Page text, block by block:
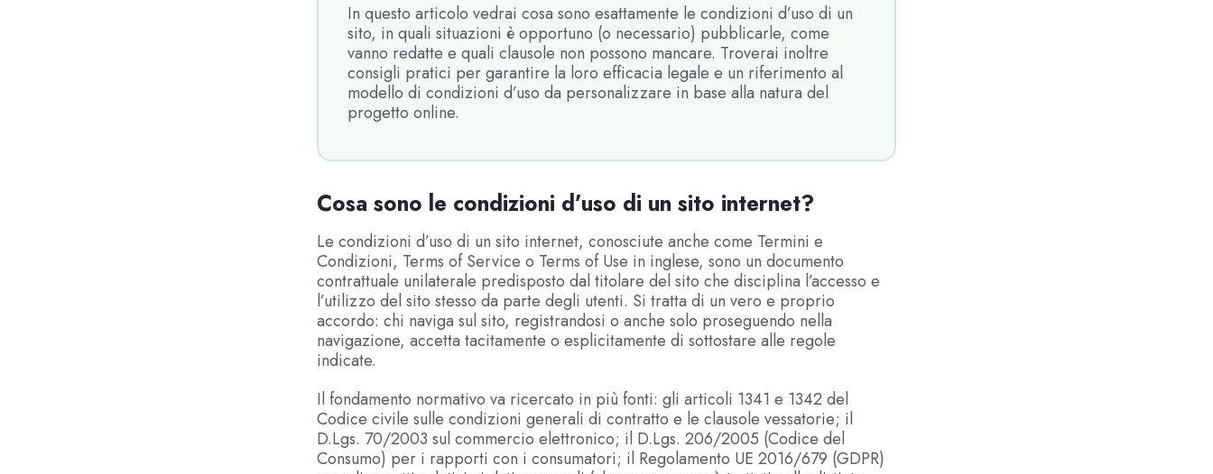
In questo articolo vedrai cosa sono esattamente le condizioni d’uso di un
sito, in quali situazioni è opportuno (o necessario) pubblicarle, come
vanno redatte e quali clausole non possono mancare. Troverai inoltre
consigli pratici per garantire la loro efficacia legale e un riferimento al
modello di condizioni d’uso da personalizzare in base alla natura del
progetto online.
Cosa sono le condizioni d’uso di un sito internet?
Le condizioni d’uso di un sito internet, conosciute anche come Termini e
Condizioni, Terms of Service o Terms of Use in inglese, sono un documento
contrattuale unilaterale predisposto dal titolare del sito che disciplina l’accesso e
l’utilizzo del sito stesso da parte degli utenti. Si tratta di un vero e proprio
accordo: chi naviga sul sito, registrandosi o anche solo proseguendo nella
navigazione, accetta tacitamente o esplicitamente di sottostare alle regole
indicate.
Il fondamento normativo va ricercato in più fonti: gli articoli 1341 e 1342 del
Codice civile sulle condizioni generali di contratto e le clausole vessatorie; il
D.Lgs. 70/2003 sul commercio elettronico; il D.Lgs. 206/2005 (Codice del
Consumo) per i rapporti con i consumatori; il Regolamento UE 2016/679 (GDPR)